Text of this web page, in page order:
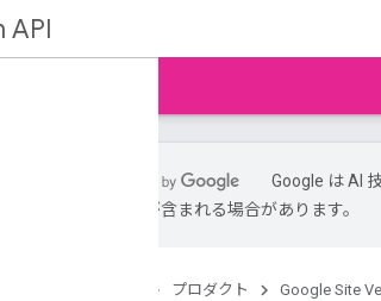
API
Google は AI
は誤りが含まれる場合があります。
プロダクト Google Site